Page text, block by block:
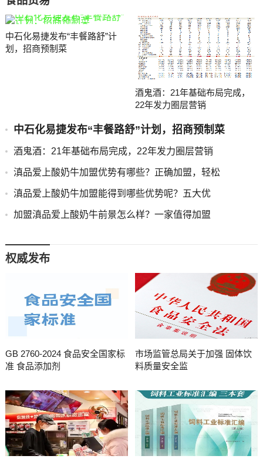
中石化易捷发布“丰餐路舒”计
划，招商预制菜
酒鬼酒：21年基础布局完成，
22年发力圈层营销
中石化易捷发布“丰餐路舒”计划，招商预制菜
酒鬼酒：21年基础布局完成，22年发力圈层营销
滇品爱上酸奶牛加盟优势有哪些？正确加盟，轻松
滇品爱上酸奶牛加盟能得到哪些优势呢？五大优
加盟滇品爱上酸奶牛前景怎么样？一家值得加盟
权威发布
GB 2760-2024 食品安全国家标
准 食品添加剂
市场监管总局关于加强 固体饮
料质量安全监